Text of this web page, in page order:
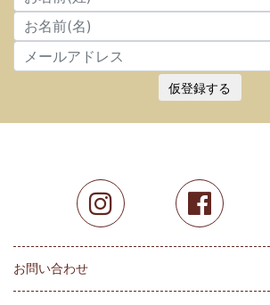
仮登録する
お問い合わせ